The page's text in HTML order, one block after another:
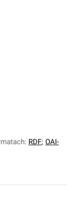
RDF; OAI-